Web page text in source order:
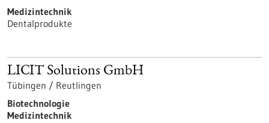
Medizintechnik
Dentalprodukte
LICIT Solutions GmbH
Tübingen / Reutlingen
Biotechnologie
Medizintechnik